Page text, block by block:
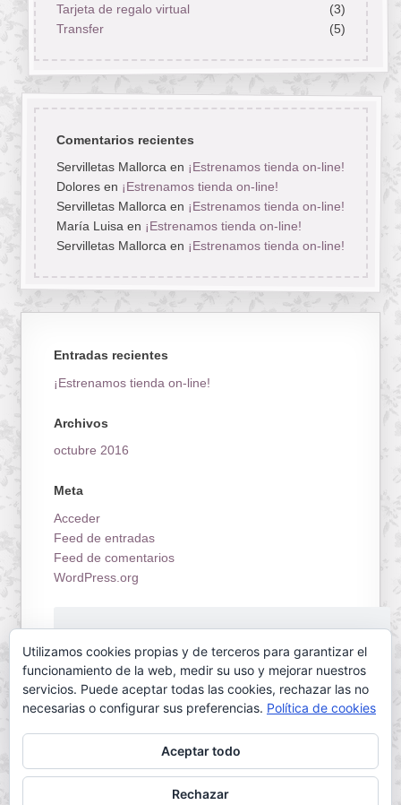
Tarjeta de regalo virtual
(3)
Transfer
(5)
Comentarios recientes
Servilletas Mallorcaen ¡Estrenamos tienda on-line!
Doloresen ¡Estrenamos tienda on-line!
Servilletas Mallorcaen ¡Estrenamos tienda on-line!
María Luisaen ¡Estrenamos tienda on-line!
Servilletas Mallorcaen ¡Estrenamos tienda on-line!
Entradas recientes
¡Estrenamos tienda on-line!
Archivos
octubre 2016
Meta
Acceder
Feed de entradas
Feed de comentarios
WordPress.org
Servilletas Mallorca © 2026. All Rights Reserved.
Utilizamos cookies propias y de terceros para garantizar el
funcionamiento de la web, medir su uso y mejorar nuestros
servicios. Puede aceptar todas las cookies, rechazar las no
necesarias o configurar sus preferencias. Política de cookies
Aceptar todo
Rechazar